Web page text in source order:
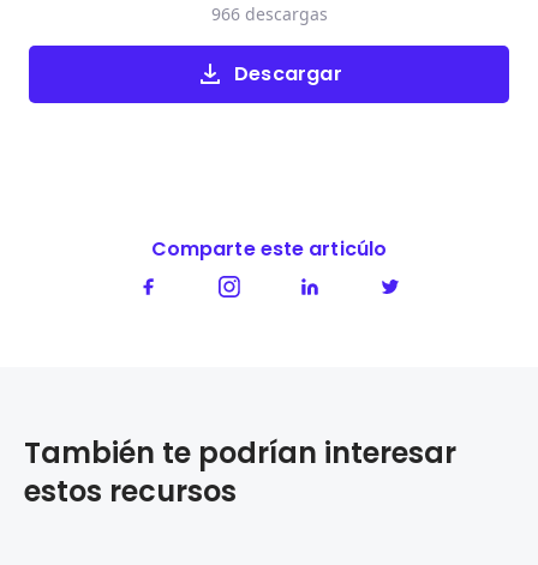
Descargar
966 descargas
Comparte este articúlo
También te podrían interesar
estos recursos